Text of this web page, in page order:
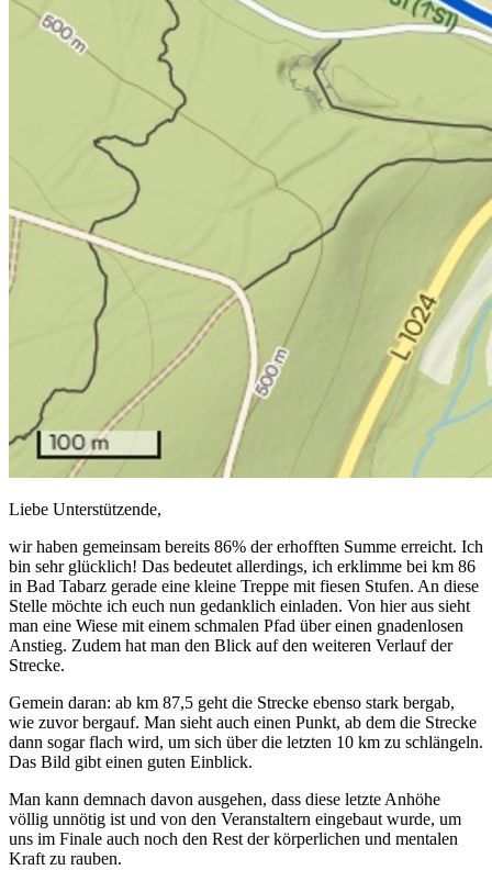
Liebe Unterstützende,
wir haben gemeinsam bereits 86% der erhofften Summe erreicht. Ich
bin sehr glücklich! Das bedeutet allerdings, ich erklimme bei km 86
in Bad Tabarz gerade eine kleine Treppe mit fiesen Stufen. An diese
Stelle möchte ich euch nun gedanklich einladen. Von hier aus sieht
man eine Wiese mit einem schmalen Pfad über einen gnadenlosen
Anstieg. Zudem hat man den Blick auf den weiteren Verlauf der
Strecke.
Gemein daran: ab km 87,5 geht die Strecke ebenso stark bergab,
wie zuvor bergauf. Man sieht auch einen Punkt, ab dem die Strecke
dann sogar flach wird, um sich über die letzten 10 km zu schlängeln.
Das Bild gibt einen guten Einblick.
Man kann demnach davon ausgehen, dass diese letzte Anhöhe
völlig unnötig ist und von den Veranstaltern eingebaut wurde, um
uns im Finale auch noch den Rest der körperlichen und mentalen
Kraft zu rauben.